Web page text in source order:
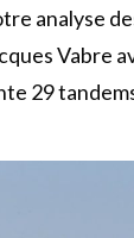
analyse
Vabre
29